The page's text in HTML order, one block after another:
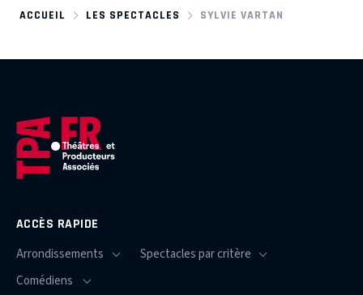
ACCUEIL LES SPECTACLES SYLVIE VARTAN
ACCÈS RAPIDE